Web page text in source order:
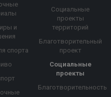
и
спорта
Социальные
проекты
территорий
Благотворительный
проект
Социальные
проекты
Благотворительность